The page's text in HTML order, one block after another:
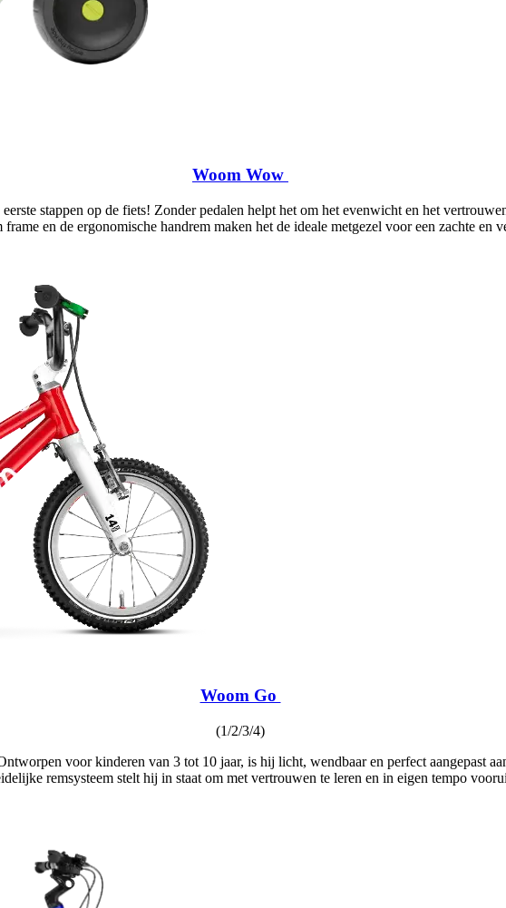
Woom Wow
stappen op de fiets! Zonder pedalen helpt het om het evenwicht en het
en de ergonomische handrem maken het de ideale metgezel voor een zachte en
Woom Go
(1/2/3/4)
voor kinderen van 3 tot 10 jaar, is hij licht, wendbaar en perfect aangepast
remsysteem stelt hij in staat om met vertrouwen te leren en in eigen tempo